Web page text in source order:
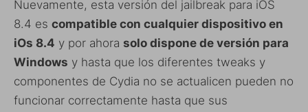
Nuevamente, esta versión del jailbreak para iOS
8.4 es compatible con cualquier dispositivo en
iOs 8.4 y por ahora solo dispone de versión para
Windows y hasta que los diferentes tweaks y
componentes de Cydia no se actualicen pueden no
funcionar correctamente hasta que sus